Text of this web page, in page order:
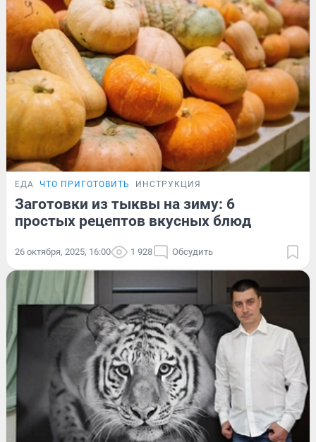
ЕДА ЧТО ПРИГОТОВИТЬ ИНСТРУКЦИЯ
Заготовки из тыквы на зиму: 6
простых рецептов вкусных блюд
26 октября, 2025, 16:00 1 928 Обсудить